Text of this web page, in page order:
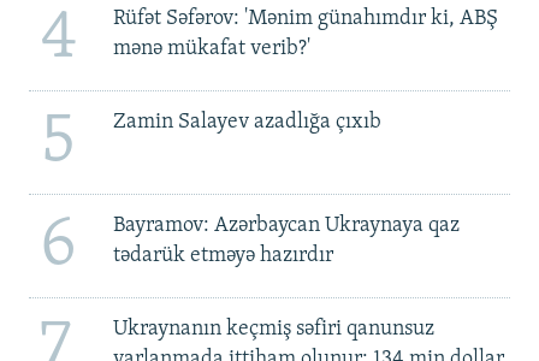
4
Rüfət Səfərov: 'Mənim günahımdır ki, ABŞ
mənə mükafat verib?'
5 Zamin Salayev azadlığa çıxıb
6
Bayramov: Azərbaycan Ukraynaya qaz
tədarük etməyə hazırdır
Ukraynanın keçmiş səfiri qanunsuz